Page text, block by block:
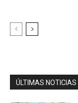
ÚLTIMAS NOTICIAS